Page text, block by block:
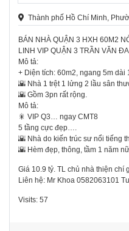
Thành phố Hồ Chí Minh,
BÁN NHÀ QUẬN 3 HXH 60M2
LINH VIP QUẬN 3 TRẦN VĂN
Mô tả:
+ Diện tích: 60m2, ngang 5m dài
🌇 Nhà 1 trệt 1 lửng 2 lầu sân
🌇 Gồm 3pn rất rộng.
Mô tả:
🎇 VIP Q3… ngay CMT8
5 tầng cực đẹp….
🌇 Nhà do kiến trúc sư nổi tiếng
🌇 Hèm đẹp, thông, tầm 1 năm
Giá 10.9 tỷ. TL chủ nhà thiện chí
Liên hệ: Mr Khoa 0582063101
Visits: 57